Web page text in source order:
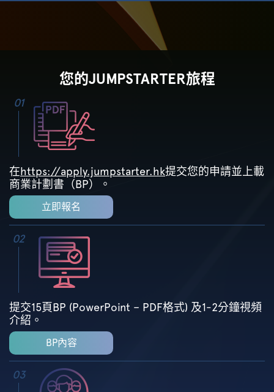
您的JUMPSTARTER旅程
01
在https://apply.jumpstarter.hk提交您的申請並上載
商業計劃書（BP）。
立即報名
02
提交15頁BP (PowerPoint – PDF格式) 及1-2分鐘視頻
介紹。
BP內容
03